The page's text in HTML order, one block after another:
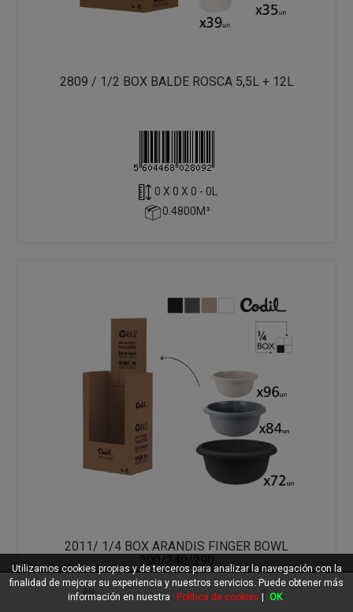
2809 / 1/2 BOX BALDE ROSCA 5,5L + 12L
0 X 0 X 0 - 0L
0.4800M³
2011/ 1/4 BOX ARANDIS FINGER BOWL
Utilizamos cookies propias y de terceros para analizar la navegación con la
finalidad de mejorar su experiencia y nuestros servicios. Puede obtener más
información en nuestra
Política de cookies OK